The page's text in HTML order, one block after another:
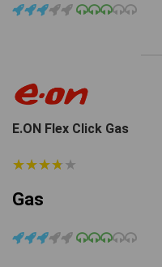
E.ON Flex Click Gas
★★★★★
★★★★★
Gas